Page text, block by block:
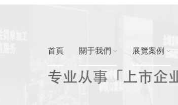
首頁 關于我們 展覽案例